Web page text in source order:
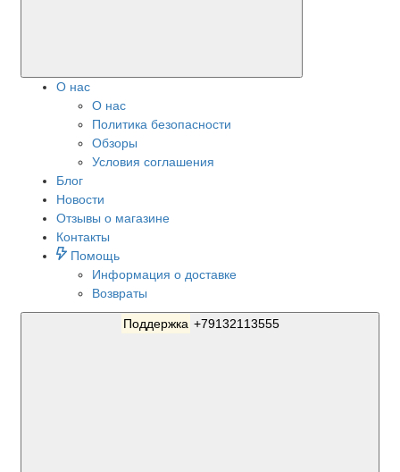
О нас
О нас
Политика безопасности
Обзоры
Условия соглашения
Блог
Новости
Отзывы о магазине
Контакты
Помощь
Информация о доставке
Возвраты
Поддержка +79132113555